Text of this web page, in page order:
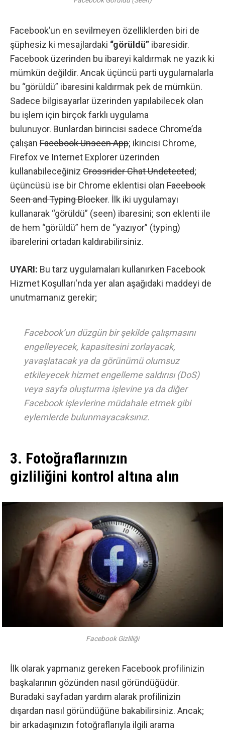
Facebook’un en sevilmeyen özelliklerden biri de
şüphesiz ki mesajlardaki “görüldü” ibaresidir.
Facebook üzerinden bu ibareyi kaldırmak ne yazık ki
mümkün değildir. Ancak üçüncü parti uygulamalarla
bu “görüldü” ibaresini kaldırmak pek de mümkün.
Sadece bilgisayarlar üzerinden yapılabilecek olan
bu işlem için birçok farklı uygulama
bulunuyor. Bunlardan birincisi sadece Chrome’da
çalışan Facebook Unseen App; ikincisi Chrome,
Firefox ve Internet Explorer üzerinden
kullanabileceğiniz Crossrider Chat Undetected;
üçüncüsü ise bir Chrome eklentisi olan Facebook
Seen and Typing Blocker. İlk iki uygulamayı
kullanarak “görüldü” (seen) ibaresini; son eklenti ile
de hem “görüldü” hem de “yazıyor” (typing)
ibarelerini ortadan kaldırabilirsiniz.
UYARI: Bu tarz uygulamaları kullanırken Facebook
Hizmet Koşulları‘nda yer alan aşağıdaki maddeyi de
unutmamanız gerekir;
Facebook’un düzgün bir şekilde çalışmasını
engelleyecek, kapasitesini zorlayacak,
yavaşlatacak ya da görünümü olumsuz
etkileyecek hizmet engelleme saldırısı (DoS)
veya sayfa oluşturma işlevine ya da diğer
Facebook işlevlerine müdahale etmek gibi
eylemlerde bulunmayacaksınız.
3. Fotoğraflarınızın
gizliliğini kontrol altına alın
Facebook Gizliliği
İlk olarak yapmanız gereken Facebook profilinizin
başkalarının gözünden nasıl göründüğüdür.
Buradaki sayfadan yardım alarak profilinizin
dışardan nasıl göründüğüne bakabilirsiniz. Ancak;
bir arkadaşınızın fotoğraflarıyla ilgili arama